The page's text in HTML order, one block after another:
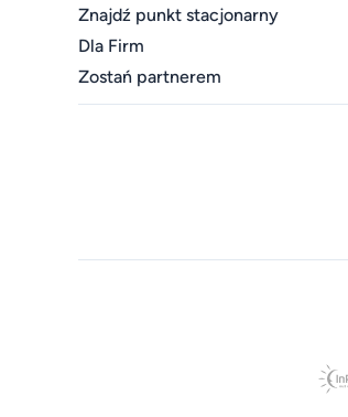
Znajdź punkt stacjonarny
Dla Firm
Zostań partnerem